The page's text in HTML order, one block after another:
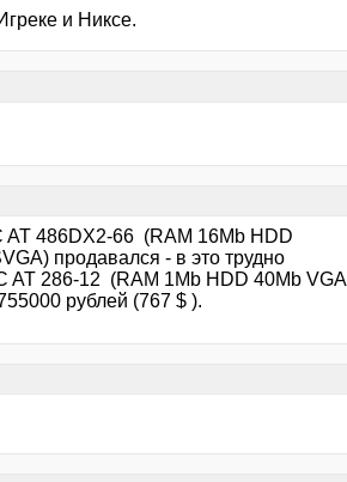
и Никсе.
AT 486DX2-66 (RAM 16Mb HDD
продавался - в это трудно
AT 286-12 (RAM 1Mb HDD 40Mb VGA
рублей (767 $ ).